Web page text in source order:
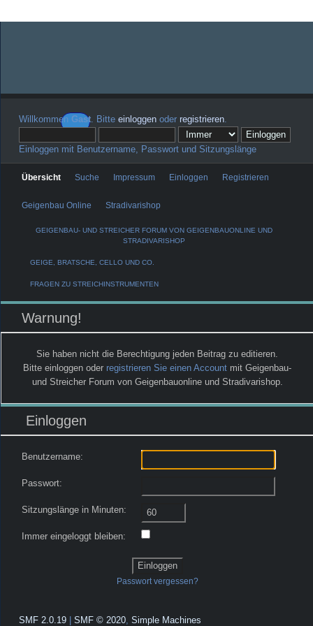
Willkommen Gast. Bitte einloggen oder registrieren.
Einloggen mit Benutzername, Passwort und Sitzungslänge
Übersicht Suche Impressum Einloggen Registrieren
Geigenbau Online Stradivarishop
GEIGENBAU- UND STREICHER FORUM VON GEIGENBAUONLINE UND
STRADIVARISHOP
GEIGE, BRATSCHE, CELLO UND CO.
FRAGEN ZU STREICHINSTRUMENTEN
Warnung!
Sie haben nicht die Berechtigung jeden Beitrag zu editieren.
Bitte einloggen oder registrieren Sie einen Account mit Geigenbau-
und Streicher Forum von Geigenbauonline und Stradivarishop.
Einloggen
Benutzername:
Passwort:
Sitzungslänge in Minuten:
Immer eingeloggt bleiben:
Passwort vergessen?
SMF 2.0.19 SMF © 2020, Simple Machines